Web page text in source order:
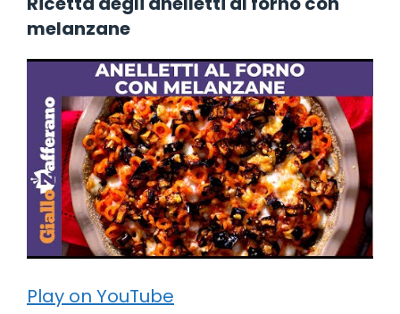
melanzane
Play on YouTube